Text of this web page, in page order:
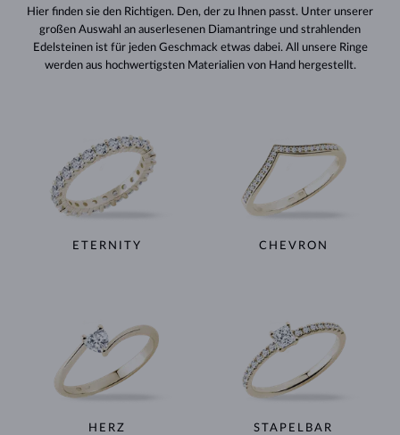
Hier finden sie den Richtigen. Den, der zu Ihnen passt. Unter unserer
großen Auswahl an auserlesenen Diamantringe und strahlenden
Edelsteinen ist für jeden Geschmack etwas dabei. All unsere Ringe
werden aus hochwertigsten Materialien von Hand hergestellt.
ETERNITY CHEVRON
HERZ STAPELBAR